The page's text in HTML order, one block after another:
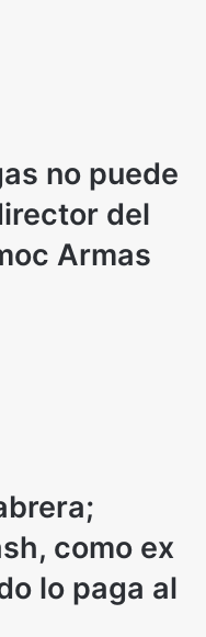
no puede
del
Armas
como ex
lo paga al